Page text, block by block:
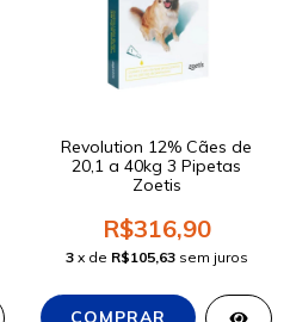
Revolution 12% Cães de
20,1 a 40kg 3 Pipetas
Zoetis
R$316,90
3 x de R$105,63 sem juros